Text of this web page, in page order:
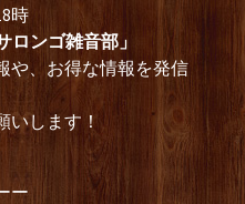
時
ンゴ雑音部」
や、お得な情報を発信
いします！
ー